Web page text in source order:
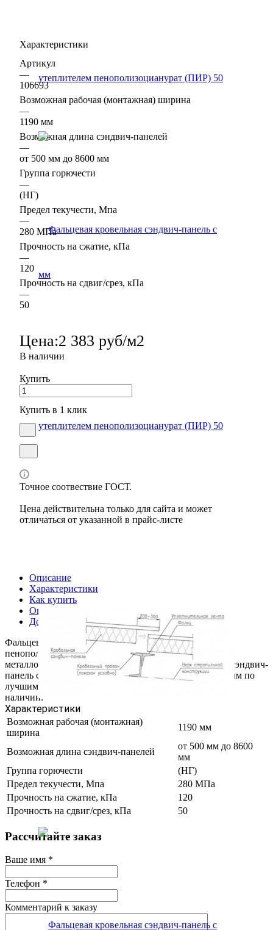
Характеристики
Артикул
—
106693
Возможная рабочая (монтажная) ширина
—
1190 мм
Возможная длина сэндвич-панелей
—
от 500 мм до 8600 мм
Группа горючести
—
(НГ)
Предел текучести, Мпа
—
280 МПа
Прочность на сжатие, кПа
—
120
Прочность на сдвиг/срез, кПа
—
50
Цена:2 383 руб/м2
В наличии
Купить
Купить в 1 клик
Точное соотвествие ГОСТ.
Цена действительна только для сайта и может
отличаться от указанной в прайс-листе
Описание
Характеристики
Как купить
Оплата
Доставка
Фальцевая кровельная сэндвич-панель с утеплителем
пенополизоцианурат (ПИР) 50 мм в гипермаркете
металлопроката - Весь металл. Фальцевая кровельная сэндвич-
панель с утеплителем пенополизоцианурат (ПИР) 50 мм по
лучшим ценам в Москве, весь ассортимент металла в
наличии.
Характеристики
Возможная рабочая (монтажная)
ширина
1190 мм
Возможная длина сэндвич-панелей
от 500 мм до 8600
мм
Группа горючести
(НГ)
Предел текучести, Мпа
280 МПа
Прочность на сжатие, кПа
120
Прочность на сдвиг/срез, кПа
50
Рассчитайте заказ
Ваше имя *
Телефон *
Комментарий к заказу